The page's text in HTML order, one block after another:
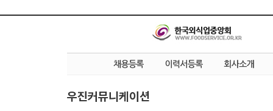
우진커뮤니케이션